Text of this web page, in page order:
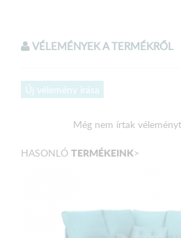
Méretek:
Külső méret: 284 x 200 cm
Fekvőfelület: 240 x 140 cm
Magasság: 90 cm
VÉLEMÉNYEK A TERMÉKRŐL
Új vélemény írása
Még nem írtak
HASONLÓ TERMÉKEINK>